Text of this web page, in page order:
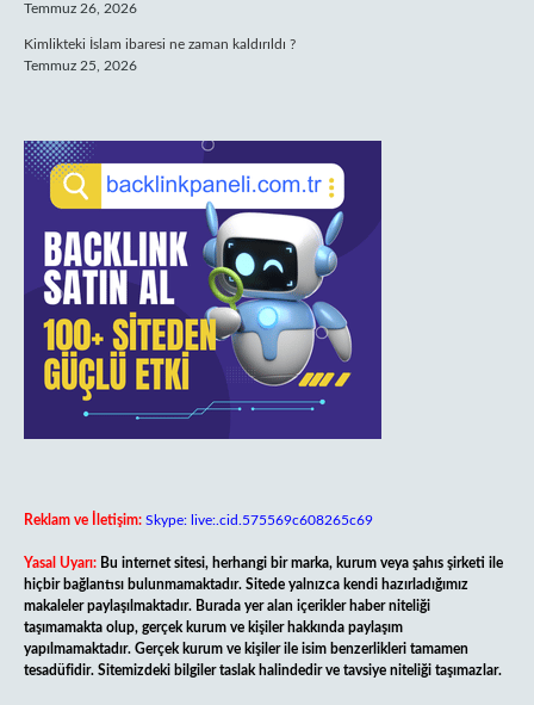
Temmuz 26, 2026
Kimlikteki İslam ibaresi ne zaman kaldırıldı ?
Temmuz 25, 2026
Reklam ve İletişim: Skype: live:.cid.575569c608265c69
Yasal Uyarı: Bu internet sitesi, herhangi bir marka, kurum veya şahıs şirketi ile
hiçbir bağlantısı bulunmamaktadır. Sitede yalnızca kendi hazırladığımız
makaleler paylaşılmaktadır. Burada yer alan içerikler haber niteliği
taşımamakta olup, gerçek kurum ve kişiler hakkında paylaşım
yapılmamaktadır. Gerçek kurum ve kişiler ile isim benzerlikleri tamamen
tesadüfidir. Sitemizdeki bilgiler taslak halindedir ve tavsiye niteliği taşımazlar.